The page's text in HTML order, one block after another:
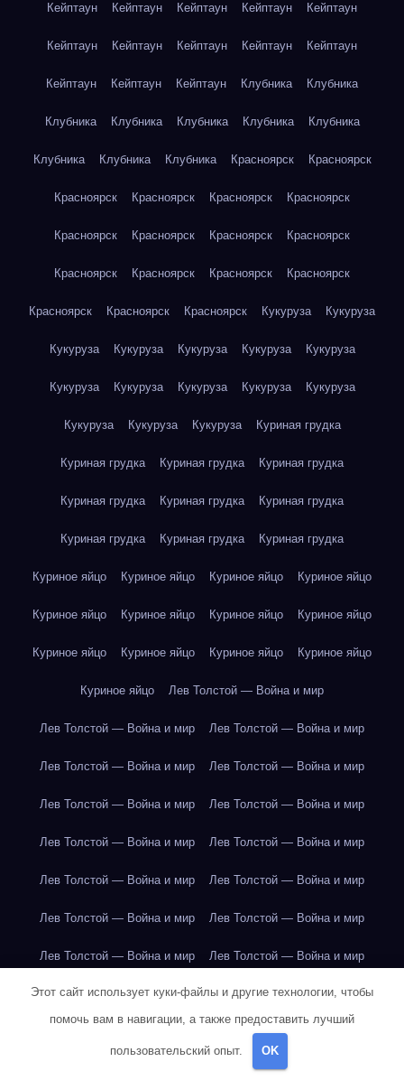
Кейптаун Кейптаун Кейптаун Кейптаун Кейптаун
Кейптаун Кейптаун Кейптаун Кейптаун Кейптаун
Кейптаун Кейптаун Кейптаун Клубника Клубника
Клубника Клубника Клубника Клубника Клубника
Клубника Клубника Клубника Красноярск Красноярск
Красноярск Красноярск Красноярск Красноярск
Красноярск Красноярск Красноярск Красноярск
Красноярск Красноярск Красноярск Красноярск
Красноярск Красноярск Красноярск Кукуруза Кукуруза
Кукуруза Кукуруза Кукуруза Кукуруза Кукуруза
Кукуруза Кукуруза Кукуруза Кукуруза Кукуруза
Кукуруза Кукуруза Кукуруза Куриная грудка
Куриная грудка Куриная грудка Куриная грудка
Куриная грудка Куриная грудка Куриная грудка
Куриная грудка Куриная грудка Куриная грудка
Куриное яйцо Куриное яйцо Куриное яйцо Куриное яйцо
Куриное яйцо Куриное яйцо Куриное яйцо Куриное яйцо
Куриное яйцо Куриное яйцо Куриное яйцо Куриное яйцо
Куриное яйцо Лев Толстой — Война и мир
Лев Толстой — Война и мир Лев Толстой — Война и мир
Лев Толстой — Война и мир Лев Толстой — Война и мир
Лев Толстой — Война и мир Лев Толстой — Война и мир
Лев Толстой — Война и мир Лев Толстой — Война и мир
Лев Толстой — Война и мир Лев Толстой — Война и мир
Лев Толстой — Война и мир Лев Толстой — Война и мир
Лев Толстой — Война и мир Лев Толстой — Война и мир
Лондон Лондон Лондон Лондон Лондон Лондон
Лондон
Лондон Лос-Анджелес
Этот сайт использует куки-файлы и другие технологии, чтобы
помочь вам в навигации, а также предоставить лучший
пользовательский опыт. OK